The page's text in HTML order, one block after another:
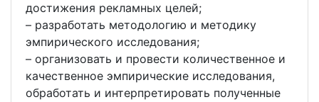
достижения рекламных целей;
– разработать методологию и методику
эмпирического исследования;
– организовать и провести количественное и
качественное эмпирические исследования,
обработать и интерпретировать полученные